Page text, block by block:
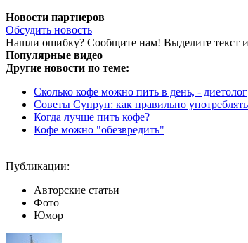
Новости партнеров
Обсудить новость
Нашли ошибку? Сообщите нам! Выделите текст
Популярные видео
Другие новости по теме:
Cколько кофе можно пить в день, - диетолог
Советы Супрун: как правильно
Когда лучше пить кофе?
Кофе можно "обезвредить"
Публикации:
Авторские статьи
Фото
Юмор